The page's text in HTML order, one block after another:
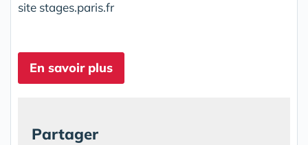
site stages.paris.fr
En savoir plus
Partager